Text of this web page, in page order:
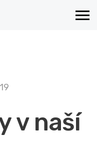
v naší